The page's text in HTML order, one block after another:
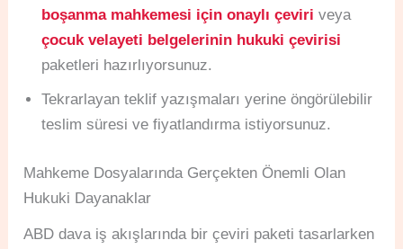
boşanma mahkemesi için onaylı çeviri veya
çocuk velayeti belgelerinin hukuki çevirisi
paketleri hazırlıyorsunuz.
Tekrarlayan teklif yazışmaları yerine öngörülebilir
teslim süresi ve fiyatlandırma istiyorsunuz.
Mahkeme Dosyalarında Gerçekten Önemli Olan
Hukuki Dayanaklar
ABD dava iş akışlarında bir çeviri paketi tasarlarken